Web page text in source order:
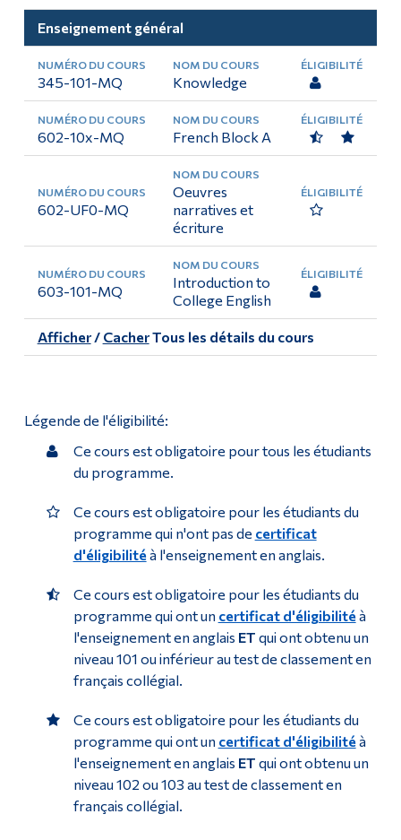
Enseignement général
345-101-MQ Knowledge
602-10x-MQ French Block A
602-UF0-MQ
Oeuvres
narratives et
écriture
603-101-MQ
Introduction to
College English
Afficher/ CacherTous les détails du cours
Légende de l'éligibilité:
Ce cours est obligatoire pour tous les étudiants
du programme.
Ce cours est obligatoire pour les étudiants du
programme qui n'ont pas de certificat
d'éligibilitéà l'enseignement en anglais.
Ce cours est obligatoire pour les étudiants du
programme qui ont un certificat d'éligibilitéà
l'enseignement en anglais ET qui ont obtenu un
niveau 101 ou inférieur au test de classement en
français collégial.
Ce cours est obligatoire pour les étudiants du
programme qui ont un certificat d'éligibilitéà
l'enseignement en anglais ET qui ont obtenu un
niveau 102 ou 103 au test de classement en
français collégial.